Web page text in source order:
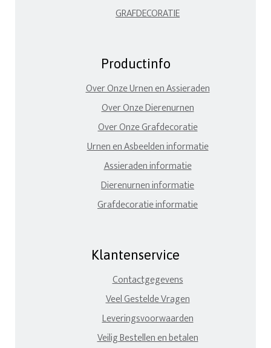
GRAFDECORATIE
Productinfo
Over Onze Urnen en Assieraden
Over Onze Dierenurnen
Over Onze Grafdecoratie
Urnen en Asbeelden informatie
Assieraden informatie
Dierenurnen informatie
Grafdecoratie informatie
Klantenservice
Contactgegevens
Veel Gestelde Vragen
Leveringsvoorwaarden
Veilig Bestellen en betalen